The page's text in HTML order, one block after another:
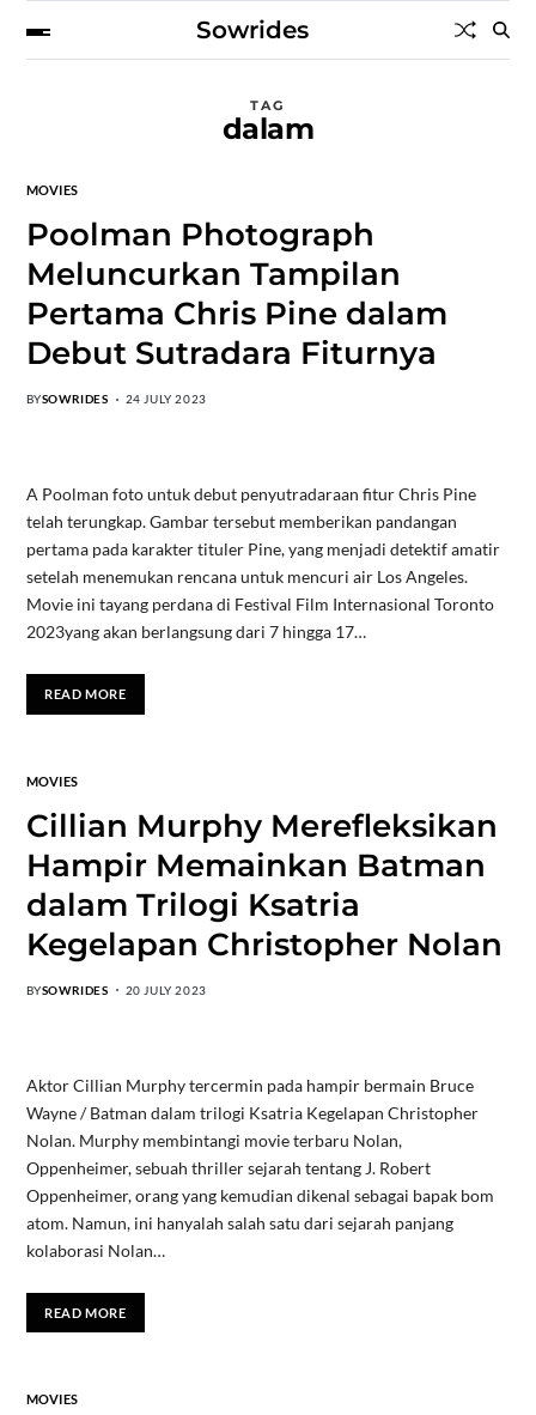
Sowrides
TAG
dalam
MOVIES
Poolman Photograph
Meluncurkan Tampilan
Pertama Chris Pine dalam
Debut Sutradara Fiturnya
BYSOWRIDES 24 JULY 2023
A Poolman foto untuk debut penyutradaraan fitur Chris Pine
telah terungkap. Gambar tersebut memberikan pandangan
pertama pada karakter tituler Pine, yang menjadi detektif amatir
setelah menemukan rencana untuk mencuri air Los Angeles.
Movie ini tayang perdana di Festival Film Internasional Toronto
2023yang akan berlangsung dari 7 hingga 17…
READ MORE
MOVIES
Cillian Murphy Merefleksikan
Hampir Memainkan Batman
dalam Trilogi Ksatria
Kegelapan Christopher Nolan
BYSOWRIDES 20 JULY 2023
Aktor Cillian Murphy tercermin pada hampir bermain Bruce
Wayne / Batman dalam trilogi Ksatria Kegelapan Christopher
Nolan. Murphy membintangi movie terbaru Nolan,
Oppenheimer, sebuah thriller sejarah tentang J. Robert
Oppenheimer, orang yang kemudian dikenal sebagai bapak bom
atom. Namun, ini hanyalah salah satu dari sejarah panjang
kolaborasi Nolan…
READ MORE
MOVIES